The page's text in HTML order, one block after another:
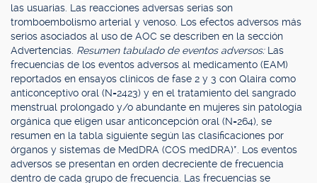
las usuarias. Las reacciones adversas serias son
tromboembolismo arterial y venoso. Los efectos adversos más
serios asociados al uso de AOC se describen en la sección
Advertencias. Resumen tabulado de eventos adversos: Las
frecuencias de los eventos adversos al medicamento (EAM)
reportados en ensayos clínicos de fase 2 y 3 con Qlaira como
anticonceptivo oral (N=2423) y en el tratamiento del sangrado
menstrual prolongado y/o abundante en mujeres sin patología
orgánica que eligen usar anticoncepción oral (N=264), se
resumen en la tabla siguiente según las clasificaciones por
órganos y sistemas de MedDRA (COS medDRA)*. Los eventos
adversos se presentan en orden decreciente de frecuencia
dentro de cada grupo de frecuencia. Las frecuencias se